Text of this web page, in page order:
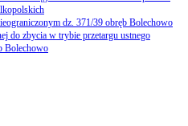
dz. 371/39 obręb Bolechowo
do zbycia w trybie przetargu ustnego
Bolechowo